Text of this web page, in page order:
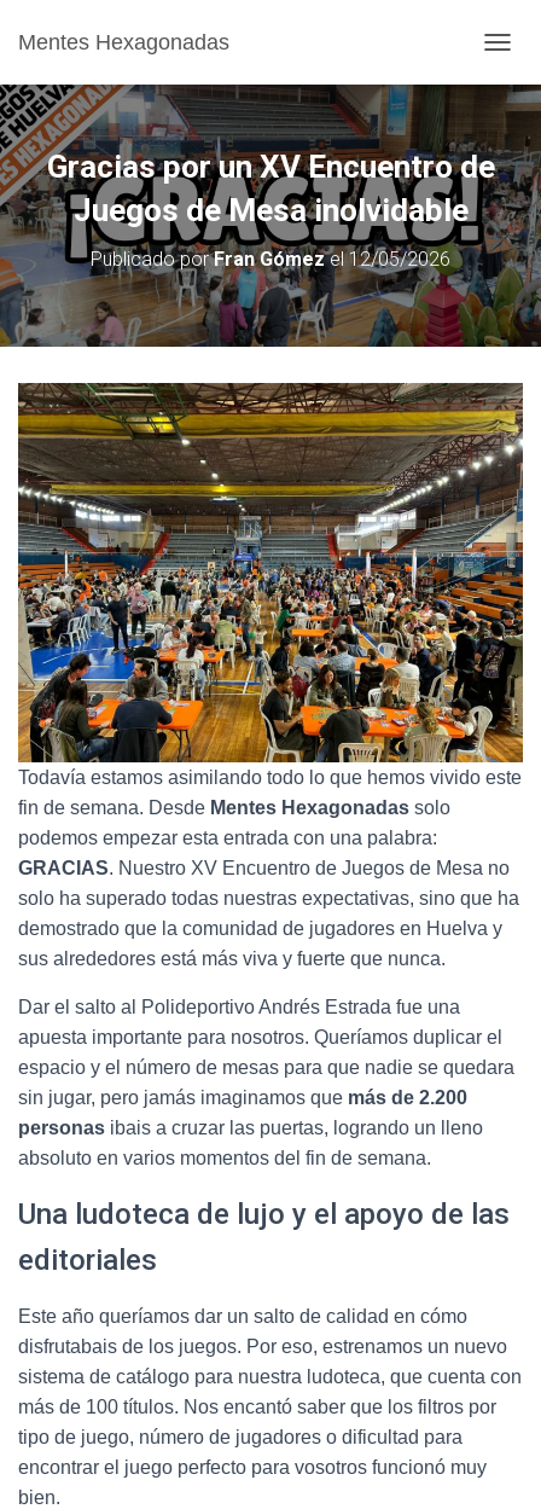
Mentes Hexagonadas
Gracias por un XV Encuentro de
Juegos de Mesa inolvidable
Publicado porFran Gómezel12/05/2026
Todavía estamos asimilando todo lo que hemos vivido este
fin de semana. Desde Mentes Hexagonadas solo
podemos empezar esta entrada con una palabra:
GRACIAS. Nuestro XV Encuentro de Juegos de Mesa no
solo ha superado todas nuestras expectativas, sino que ha
demostrado que la comunidad de jugadores en Huelva y
sus alrededores está más viva y fuerte que nunca.
Dar el salto al Polideportivo Andrés Estrada fue una
apuesta importante para nosotros. Queríamos duplicar el
espacio y el número de mesas para que nadie se quedara
sin jugar, pero jamás imaginamos que más de 2.200
personas ibais a cruzar las puertas, logrando un lleno
absoluto en varios momentos del fin de semana.
Una ludoteca de lujo y el apoyo de las
editoriales
Este año queríamos dar un salto de calidad en cómo
disfrutabais de los juegos. Por eso, estrenamos un nuevo
sistema de catálogo para nuestra ludoteca, que cuenta con
más de 100 títulos. Nos encantó saber que los filtros por
tipo de juego, número de jugadores o dificultad para
encontrar el juego perfecto para vosotros funcionó muy
bien.